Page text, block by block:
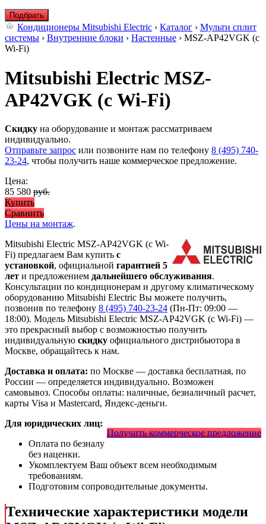
Подбрать
Кондиционеры Mitsubishi Electric › Каталог › Мульти сплит
системы › Внутренние блоки › Настенные › MSZ-AP42VGK (с
Wi-Fi)
Mitsubishi Electric MSZ-
AP42VGK (с Wi-Fi)
Скидку на оборудование и монтаж рассматриваем
индивидуально.
Отправьте запрос или позвоните нам по телефону 8 (495) 740-
23-24, чтобы получить наше коммерческое предложение.
Цена:
85 580 руб.
Купить
Сравнить
Цены на монтаж.
Mitsubishi Electric MSZ-AP42VGK (с Wi-
Fi) предлагаем Вам купить с
установкой, официальной гарантией 5
лет и предложением дальнейшего обслуживания.
Консультации по кондиционерам и другому климатическому
оборудованию Mitsubishi Electric Вы можете получить,
позвонив по телефону 8 (495) 740-23-24 (Пн-Пт: 09:00 —
18:00). Модель Mitsubishi Electric MSZ-AP42VGK (с Wi-Fi) —
это прекрасный выбор с возможностью получить
индивидуальную скидку официального дистрибьютора в
Москве, обращайтесь к нам.
Доставка и оплата: по Москве — доставка бесплатная, по
России — определяется индивидуально. Возможен
самовывоз. Способы оплаты: наличные, безналичный расчет,
карты Visa и Mastercard, Яндекс-деньги.
Получить коммерческое предложение
Для юридических лиц:
Оплата по безналу
без наценки.
Укомплектуем Ваш объект всем необходимым
требованиям.
Подготовим сопроводительные документы.
Технические характеристики модели